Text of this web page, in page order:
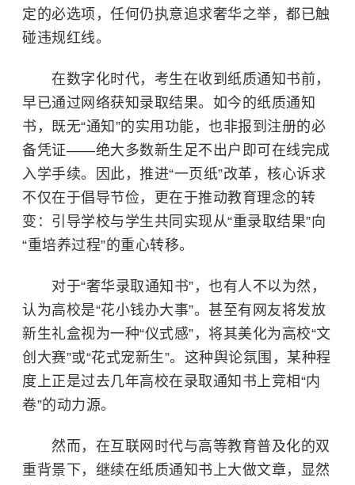
定的必选项，任何仍执意追求奢华之举，都已触
碰违规红线。
在数字化时代，考生在收到纸质通知书前，
早已通过网络获知录取结果。如今的纸质通知
书，既无“通知”的实用功能，也非报到注册的必
备凭证——绝大多数新生足不出户即可在线完成
入学手续。因此，推进“一页纸”改革，核心诉求
不仅在于倡导节俭，更在于推动教育理念的转
变：引导学校与学生共同实现从“重录取结果”向
“重培养过程”的重心转移。
对于“奢华录取通知书”，也有人不以为然，
认为高校是“花小钱办大事”。甚至有网友将发放
新生礼盒视为一种“仪式感”，将其美化为高校“文
创大赛”或“花式宠新生”。这种舆论氛围，某种程
度上正是过去几年高校在录取通知书上竞相“内
卷”的动力源。
然而，在互联网时代与高等教育普及化的双
重背景下，继续在纸质通知书上大做文章，显然